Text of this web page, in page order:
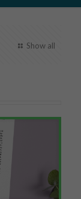
Show all